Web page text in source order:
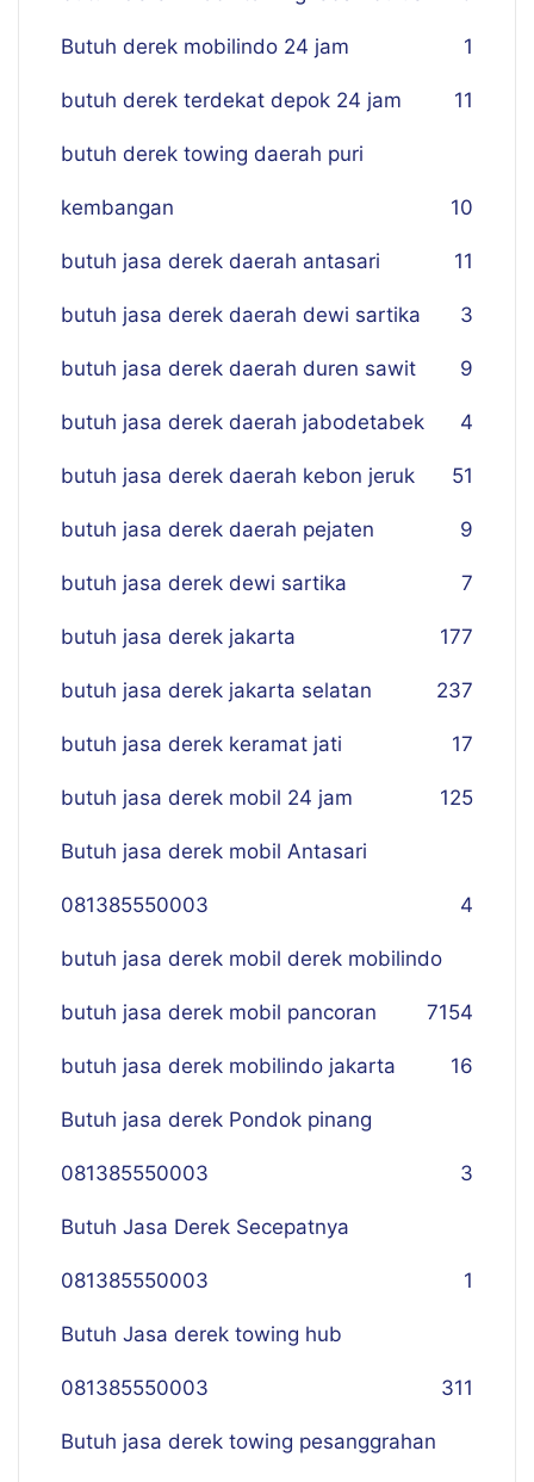
Butuh derek mobilindo 24 jam 1
butuh derek terdekat depok 24 jam 11
butuh derek towing daerah puri
kembangan 10
butuh jasa derek daerah antasari 11
butuh jasa derek daerah dewi sartika 3
butuh jasa derek daerah duren sawit 9
butuh jasa derek daerah jabodetabek 4
butuh jasa derek daerah kebon jeruk 51
butuh jasa derek daerah pejaten 9
butuh jasa derek dewi sartika 7
butuh jasa derek jakarta 177
butuh jasa derek jakarta selatan 237
butuh jasa derek keramat jati 17
butuh jasa derek mobil 24 jam 125
Butuh jasa derek mobil Antasari
081385550003 4
butuh jasa derek mobil derek mobilindo
154
butuh jasa derek mobil pancoran 7
butuh jasa derek mobilindo jakarta 16
Butuh jasa derek Pondok pinang
081385550003 3
Butuh Jasa Derek Secepatnya
081385550003 1
Butuh Jasa derek towing hub
081385550003 311
Butuh jasa derek towing pesanggrahan